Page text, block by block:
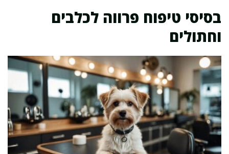
בסיסי טיפוח פרווה לכלבים
וחתולים